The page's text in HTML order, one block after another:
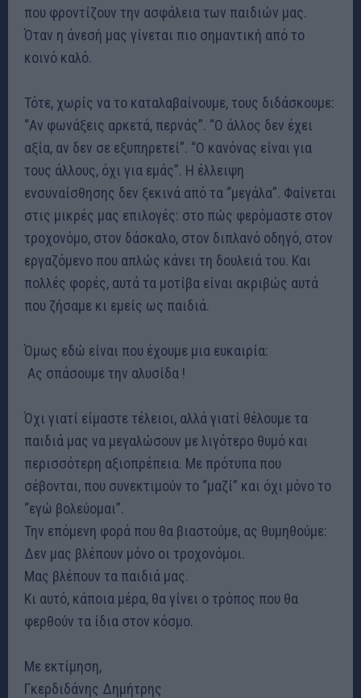
που φροντίζουν την ασφάλεια των παιδιών μας.
Όταν η άνεσή μας γίνεται πιο σημαντική από το
κοινό καλό.
Τότε, χωρίς να το καταλαβαίνουμε, τους διδάσκουμε:
“Αν φωνάξεις αρκετά, περνάς”. “Ο άλλος δεν έχει
αξία, αν δεν σε εξυπηρετεί”. “Ο κανόνας είναι για
τους άλλους, όχι για εμάς”. Η έλλειψη
ενσυναίσθησης δεν ξεκινά από τα “μεγάλα”. Φαίνεται
στις μικρές μας επιλογές: στο πώς φερόμαστε στον
τροχονόμο, στον δάσκαλο, στον διπλανό οδηγό, στον
εργαζόμενο που απλώς κάνει τη δουλειά του. Και
πολλές φορές, αυτά τα μοτίβα είναι ακριβώς αυτά
που ζήσαμε κι εμείς ως παιδιά.
Όμως εδώ είναι που έχουμε μια ευκαιρία:
Ας σπάσουμε την αλυσίδα !
Όχι γιατί είμαστε τέλειοι, αλλά γιατί θέλουμε τα
παιδιά μας να μεγαλώσουν με λιγότερο θυμό και
περισσότερη αξιοπρέπεια. Με πρότυπα που
σέβονται, που συνεκτιμούν το “μαζί” και όχι μόνο το
“εγώ βολεύομαι”.
Την επόμενη φορά που θα βιαστούμε, ας θυμηθούμε:
Δεν μας βλέπουν μόνο οι τροχονόμοι.
Μας βλέπουν τα παιδιά μας.
Κι αυτό, κάποια μέρα, θα γίνει ο τρόπος που θα
φερθούν τα ίδια στον κόσμο.
Με εκτίμηση,
Γκερδιδάνης Δημήτρης